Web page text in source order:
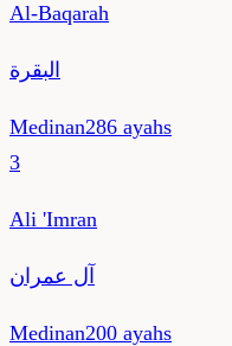
Al-Baqarah
البقرة
Medinan286 ayahs
3
Ali 'Imran
آل عمران
Medinan200 ayahs